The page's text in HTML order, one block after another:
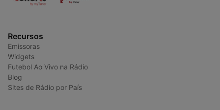
Recursos
Emissoras
Widgets
Futebol Ao Vivo na Rádio
Blog
Sites de Rádio por País